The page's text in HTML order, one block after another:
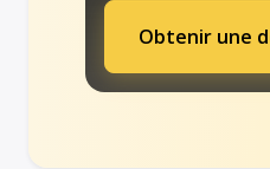
Obtenir une